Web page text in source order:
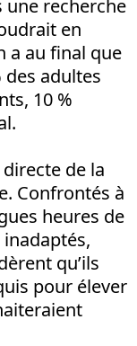
une recherche
en
a au final que
des adultes
10 %
de la
Confrontés à
heures de
qu’ils
pour élever